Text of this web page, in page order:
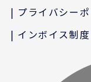
プライバシー
インボイス制